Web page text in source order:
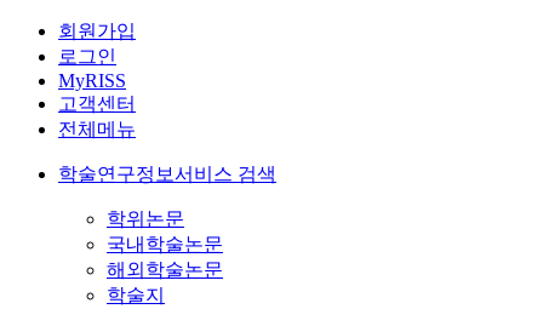
회원가입
로그인
MyRISS
고객센터
전체메뉴
학술연구정보서비스 검색
학위논문
국내학술논문
해외학술논문
학술지